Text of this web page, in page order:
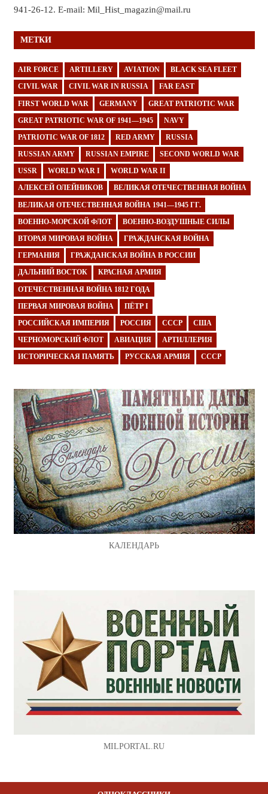
941-26-12. E-mail: Mil_Hist_magazin@mail.ru
МЕТКИ
AIR FORCE ARTILLERY AVIATION BLACK SEA FLEET
CIVIL WAR CIVIL WAR IN RUSSIA FAR EAST
FIRST WORLD WAR GERMANY GREAT PATRIOTIC WAR
GREAT PATRIOTIC WAR OF 1941—1945 NAVY
PATRIOTIC WAR OF 1812 RED ARMY RUSSIA
RUSSIAN ARMY RUSSIAN EMPIRE SECOND WORLD WAR
USSR WORLD WAR I WORLD WAR II
АЛЕКСЕЙ ОЛЕЙНИКОВ ВЕЛИКАЯ ОТЕЧЕСТВЕННАЯ ВОЙНА
ВЕЛИКАЯ ОТЕЧЕСТВЕННАЯ ВОЙНА 1941—1945 ГГ.
ВОЕННО-МОРСКОЙ ФЛОТ ВОЕННО-ВОЗДУШНЫЕ СИЛЫ
ВТОРАЯ МИРОВАЯ ВОЙНА ГРАЖДАНСКАЯ ВОЙНА
ГЕРМАНИЯ ГРАЖДАНСКАЯ ВОЙНА В РОССИИ
ДАЛЬНИЙ ВОСТОК КРАСНАЯ АРМИЯ
ОТЕЧЕСТВЕННАЯ ВОЙНА 1812 ГОДА
ПЕРВАЯ МИРОВАЯ ВОЙНА ПЁТР I
РОССИЙСКАЯ ИМПЕРИЯ РОССИЯ СССР США
ЧЕРНОМОРСКИЙ ФЛОТ АВИАЦИЯ АРТИЛЛЕРИЯ
ИСТОРИЧЕСКАЯ ПАМЯТЬ РУССКАЯ АРМИЯ СССР
КАЛЕНДАРЬ
MILPORTAL.RU